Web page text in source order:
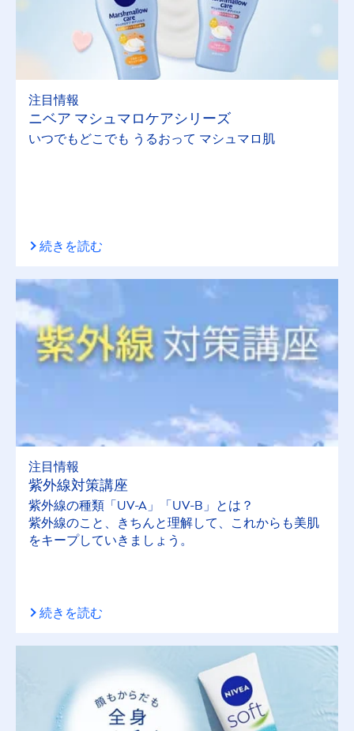
注目情報
ニベア マシュマロケアシリーズ
いつでもどこでも うるおって マシュマロ肌
続きを読む
注目情報
紫外線対策講座
紫外線の種類「UV-A」「UV-B」とは？
紫外線のこと、きちんと理解して、これからも美肌
をキープしていきましょう。
続きを読む